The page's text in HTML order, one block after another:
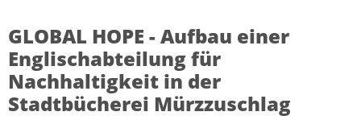
GLOBAL HOPE - Aufbau einer
Englischabteilung für
Nachhaltigkeit in der
Stadtbücherei Mürzzuschlag